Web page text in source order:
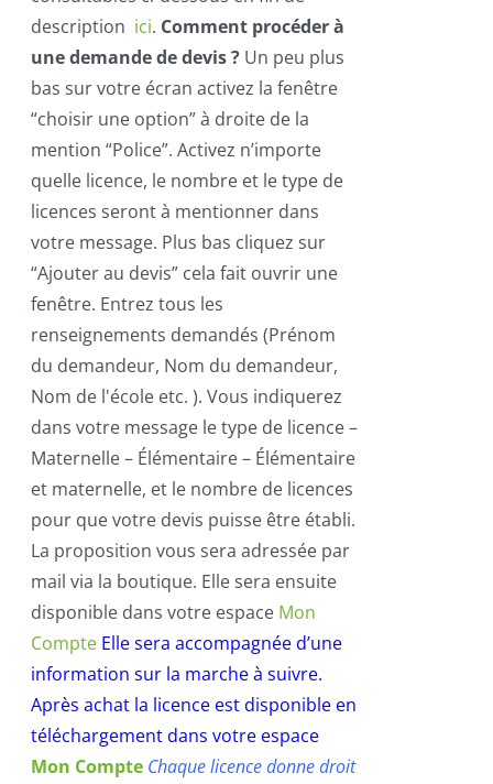
description ici. Comment procéder à
une demande de devis ? Un peu plus
bas sur votre écran activez la fenêtre
“choisir une option” à droite de la
mention “Police”. Activez n’importe
quelle licence, le nombre et le type de
licences seront à mentionner dans
votre message. Plus bas cliquez sur
“Ajouter au devis” cela fait ouvrir une
fenêtre. Entrez tous les
renseignements demandés (Prénom
du demandeur, Nom du demandeur,
Nom de l'école etc. ). Vous indiquerez
dans votre message le type de licence –
Maternelle – Élémentaire – Élémentaire
et maternelle, et le nombre de licences
pour que votre devis puisse être établi.
La proposition vous sera adressée par
mail via la boutique. Elle sera ensuite
disponible dans votre espace Mon
Compte Elle sera accompagnée d’une
information sur la marche à suivre.
Après achat la licence est disponible en
téléchargement dans votre espace
Mon Compte Chaque licence donne droit